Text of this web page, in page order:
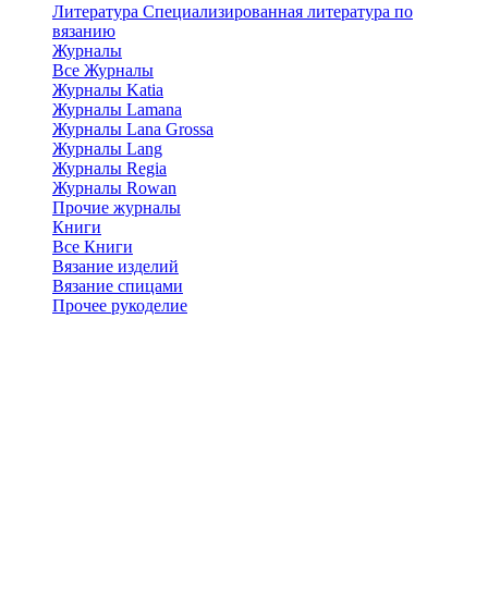
Литература Специализированная литература по
вязанию
Журналы
Все Журналы
Журналы Katia
Журналы Lamana
Журналы Lana Grossa
Журналы Lang
Журналы Regia
Журналы Rowan
Прочие журналы
Книги
Все Книги
Вязание изделий
Вязание спицами
Прочее рукоделие